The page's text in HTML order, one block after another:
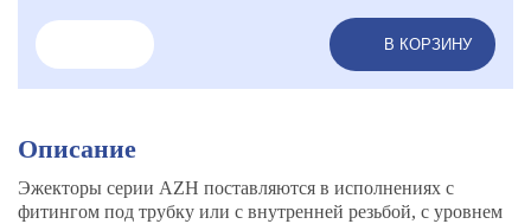
В КОРЗИНУ
Описание
Эжекторы серии AZH поставляются в исполнениях с
фитингом под трубку или с внутренней резьбой, с уровнем